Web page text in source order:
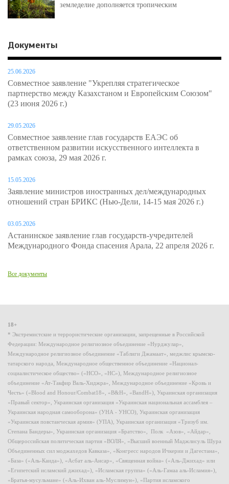
земледелие дополняется тропическим
Документы
25.06.2026
Совместное заявление "Укрепляя стратегическое
партнерство между Казахстаном и Европейским Союзом"
(23 июня 2026 г.)
29.05.2026
Совместное заявление глав государств ЕАЭС об
ответственном развитии искусственного интеллекта в
рамках союза, 29 мая 2026 г.
15.05.2026
Заявление министров иностранных дел/международных
отношений стран БРИКС (Нью-Дели, 14-15 мая 2026 г.)
03.05.2026
Астанинское заявление глав государств-учредителей
Международного Фонда спасения Арала, 22 апреля 2026 г.
Все документы
18+
* Экстремистские и террористические организации, запрещенные в Российской
Федерации: Международное религиозное объединение «Нурджулар»,
Международное религиозное объединение «Таблиги Джамаат», меджлис крымско-
татарского народа, Международное общественное объединение «Национал-
социалистическое общество» («НСО», «НС»), Международное религиозное
объединение «Ат-Такфир Валь-Хиджра», Международное объединение «Кровь и
Честь» («Blood and Honour/Combat18», «B&H», «BandH»), Украинская организация
«Правый сектор», Украинская организация «Украинская национальная ассамблея –
Украинская народная самооборона» (УНА - УНСО), Украинская организация
«Украинская повстанческая армия» (УПА), Украинская организация «Тризуб им.
Степана Бандеры», Украинская организация «Братство», Полк «Азов», «Айдар»,
Общероссийская политическая партия «ВОЛЯ», «Высший военный Маджлисуль Шура
Объединенных сил моджахедов Кавказа», «Конгресс народов Ичкерии и Дагестана»,
«База» («Аль-Каида»), «Асбат аль-Ансар», «Священная война» («Аль-Джихад» или
«Египетский исламский джихад»), «Исламская группа» («Аль-Гамаа аль-Исламия»),
«Братья-мусульмане» («Аль-Ихван аль-Муслимун»), «Партия исламского